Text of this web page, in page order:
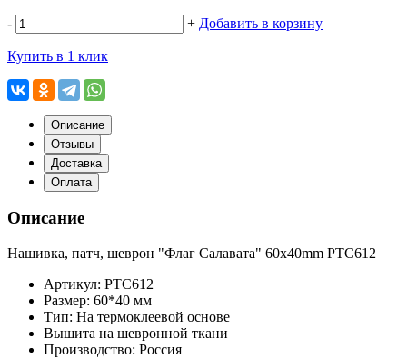
- + Добавить в корзину
Купить в 1 клик
Описание
Отзывы
Доставка
Оплата
Описание
Нашивка, патч, шеврон "Флаг Салавата" 60x40mm PTC612
Артикул: PTC612
Размер: 60*40 мм
Тип: На термоклеевой основе
Вышита на шевронной ткани
Производство: Россия